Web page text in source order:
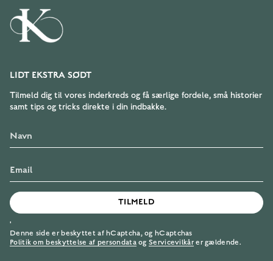
LIDT EKSTRA SØDT
Tilmeld dig til vores inderkreds og få særlige fordele, små historier
samt tips og tricks direkte i din indbakke.
TILMELD
'
Denne side er beskyttet af hCaptcha, og hCaptchas
Politik om beskyttelse af persondataogServicevilkårer gældende.